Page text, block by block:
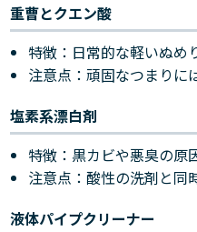
重曹とクエン酸
特徴：日常的な軽いぬめ
注意点：頑固なつまりに
塩素系漂白剤
特徴：黒カビや悪臭の原
注意点：酸性の洗剤と同
液体パイプクリーナー